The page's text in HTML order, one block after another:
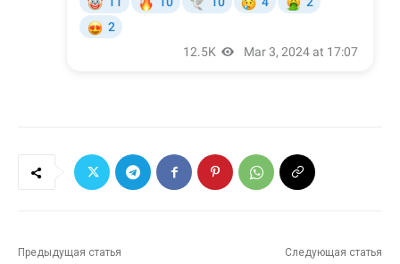
Предыдущая статья Следующая статья